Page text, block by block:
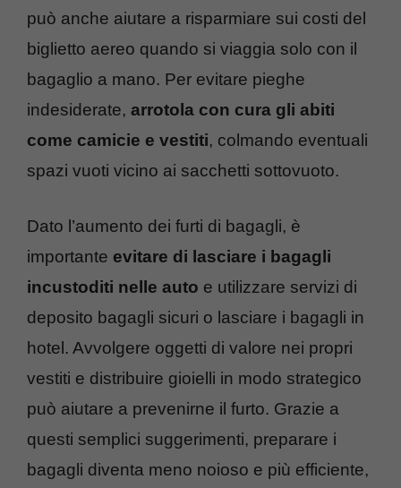
può anche aiutare a risparmiare sui costi del
biglietto aereo quando si viaggia solo con il
bagaglio a mano. Per evitare pieghe
indesiderate, arrotola con cura gli abiti
come camicie e vestiti, colmando eventuali
spazi vuoti vicino ai sacchetti sottovuoto.
Dato l’aumento dei furti di bagagli, è
importante evitare di lasciare i bagagli
incustoditi nelle auto e utilizzare servizi di
deposito bagagli sicuri o lasciare i bagagli in
hotel. Avvolgere oggetti di valore nei propri
vestiti e distribuire gioielli in modo strategico
può aiutare a prevenirne il furto. Grazie a
questi semplici suggerimenti, preparare i
bagagli diventa meno noioso e più efficiente,